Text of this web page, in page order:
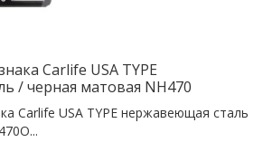
Сarlife USA TYPE
/ черная матовая NH470
Сarlife USA TYPE нержавеющая сталь